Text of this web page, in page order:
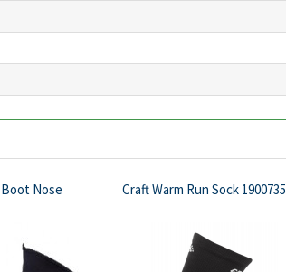
Nose Craft Warm Run Sock 1900735